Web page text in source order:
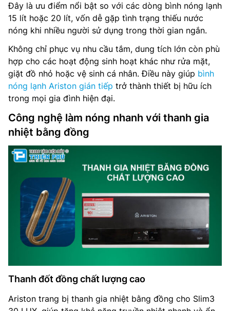
Đây là ưu điểm nổi bật so với các dòng bình nóng lạnh
15 lít hoặc 20 lít, vốn dễ gặp tình trạng thiếu nước
nóng khi nhiều người sử dụng trong thời gian ngắn.
Không chỉ phục vụ nhu cầu tắm, dung tích lớn còn phù
hợp cho các hoạt động sinh hoạt khác như rửa mặt,
giặt đồ nhỏ hoặc vệ sinh cá nhân. Điều này giúp bình
nóng lạnh Ariston gián tiếp trở thành thiết bị hữu ích
trong mọi gia đình hiện đại.
Công nghệ làm nóng nhanh với thanh gia
nhiệt bằng đồng
Thanh đốt đồng chất lượng cao
Ariston trang bị thanh gia nhiệt bằng đồng cho Slim3